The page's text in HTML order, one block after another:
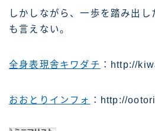
しかしながら、一歩を踏み出し
も言えない。
全身表現舎キワダチ ：http://
おおとりインフォ ：http://